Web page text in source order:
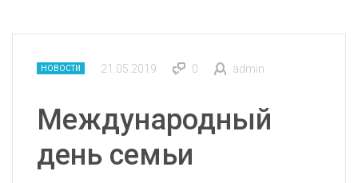
НОВОСТИ 21.05.2019 0 admin
Международный
день семьи